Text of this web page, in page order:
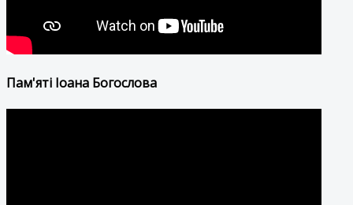
Пам'яті Іоана Богослова